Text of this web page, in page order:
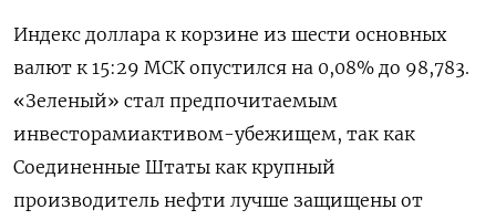
Индекс доллара к корзине из шести основных
валют к 15:29 МСК опустился на 0,08% до ​98,783.
«Зеленый» стал предпочитаемым ​
инвесторамиактивом-убежищем, так как
Соединенные ‌Штаты как крупный
производитель нефти лучше защищены от